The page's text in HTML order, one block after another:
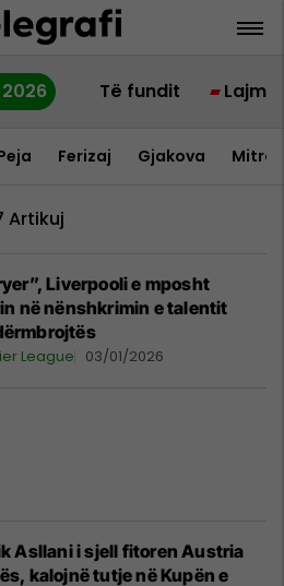
Të fundit Lajme
Ferizaj Gjakova
Artikuj
Liverpooli e mposht
në nënshkrimin e talentit
League 03/01/2026
Asllani i sjell fitoren Austria
kalojnë tutje në Kupën e